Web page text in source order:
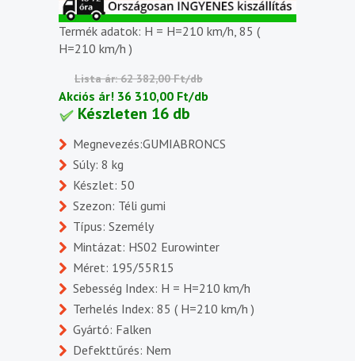
Termék adatok: H = H=210 km/h, 85 (
H=210 km/h )
Lista ár: 62 382,00 Ft/db
Akciós ár! 36 310,00 Ft/db
Készleten 16 db
Megnevezés:GUMIABRONCS
Súly: 8 kg
Készlet: 50
Szezon: Téli gumi
Típus: Személy
Mintázat: HS02 Eurowinter
Méret: 195/55R15
Sebesség Index: H = H=210 km/h
Terhelés Index: 85 ( H=210 km/h )
Gyártó: Falken
Defekttűrés: Nem